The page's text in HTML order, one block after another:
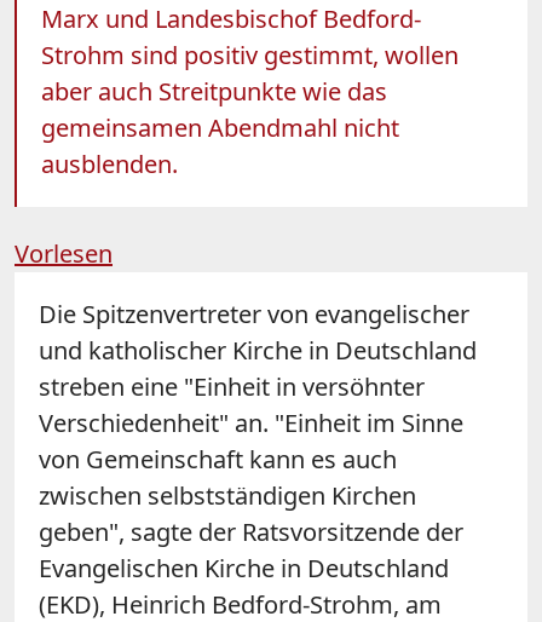
Marx und Landesbischof Bedford-
Strohm sind positiv gestimmt, wollen
aber auch Streitpunkte wie das
gemeinsamen Abendmahl nicht
ausblenden.
Vorlesen
Die Spitzenvertreter von evangelischer
und katholischer Kirche in Deutschland
streben eine "Einheit in versöhnter
Verschiedenheit" an. "Einheit im Sinne
von Gemeinschaft kann es auch
zwischen selbstständigen Kirchen
geben", sagte der Ratsvorsitzende der
Evangelischen Kirche in Deutschland
(EKD), Heinrich Bedford-Strohm, am